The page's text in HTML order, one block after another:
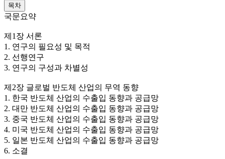
목차
국문요약
제1장 서론
1. 연구의 필요성 및 목적
2. 선행연구
3. 연구의 구성과 차별성
제2장 글로벌 반도체 산업의 무역 동향
1. 한국 반도체 산업의 수출입 동향과 공급망
2. 대만 반도체 산업의 수출입 동향과 공급망
3. 중국 반도체 산업의 수출입 동향과 공급망
4. 미국 반도체 산업의 수출입 동향과 공급망
5. 일본 반도체 산업의 수출입 동향과 공급망
6. 소결